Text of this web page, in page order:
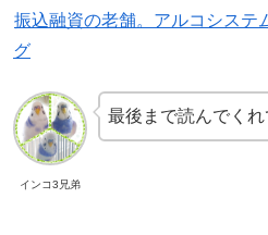
振込融資の老舗。アルコシステ
グ
インコ3兄弟
最後まで読んでくれ